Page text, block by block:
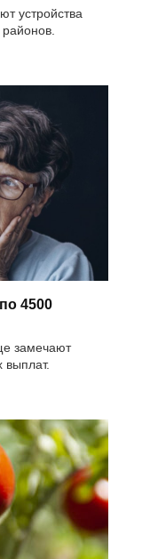
устройства
4500
замечают
выплат.